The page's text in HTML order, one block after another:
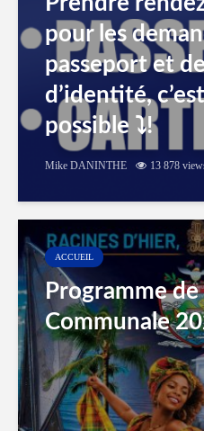
pour les
passeport et
d’identité,
possible ⤵️!
Mike DANINTHE 13 878
ACCUEIL
Programme de
Communale